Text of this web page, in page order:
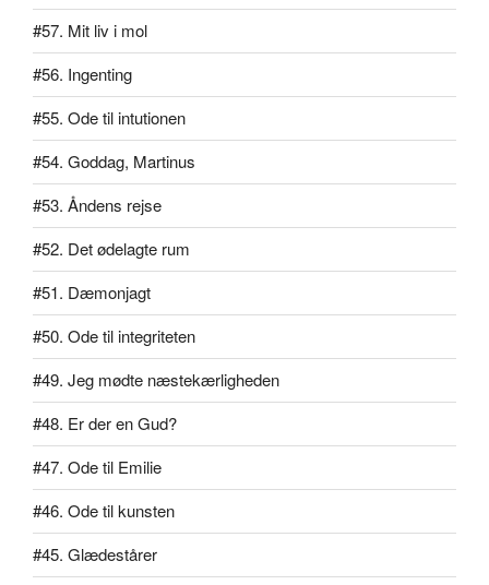
#57. Mit liv i mol
#56. Ingenting
#55. Ode til intutionen
#54. Goddag, Martinus
#53. Åndens rejse
#52. Det ødelagte rum
#51. Dæmonjagt
#50. Ode til integriteten
#49. Jeg mødte næstekærligheden
#48. Er der en Gud?
#47. Ode til Emilie
#46. Ode til kunsten
#45. Glædestårer